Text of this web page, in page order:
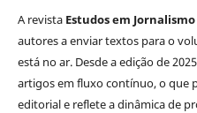
A revista Estudos em
autores a enviar textos para o
está no ar. Desde a edição de
artigos em fluxo contínuo, o que
editorial e reflete a dinâmica de